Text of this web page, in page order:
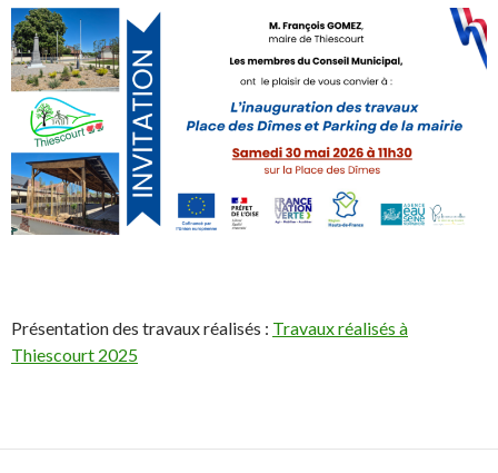
Présentation des travaux réalisés : Travaux réalisés à
Thiescourt 2025